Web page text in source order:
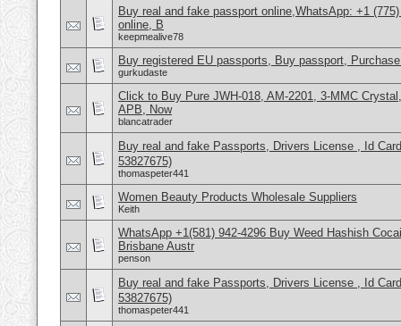
Buy real and fake passport online,WhatsApp: +1
online, B
keepmealive78
Buy registered EU passports, Buy passport,
gurkudaste
Click to Buy Pure JWH-018, AM-2201, 3-MMC
APB, Now
blancatrader
Buy real and fake Passports, Drivers License , Id
53827675)
thomaspeter441
Women Beauty Products Wholesale Suppliers
Keith
WhatsApp +1(581) 942-4296 Buy Weed Hashish
Brisbane Austr
penson
Buy real and fake Passports, Drivers License , Id
53827675)
thomaspeter441